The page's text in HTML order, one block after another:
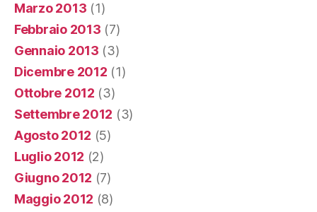
Marzo 2013 (1)
Febbraio 2013 (7)
Gennaio 2013 (3)
Dicembre 2012 (1)
Ottobre 2012 (3)
Settembre 2012 (3)
Agosto 2012 (5)
Luglio 2012 (2)
Giugno 2012 (7)
Maggio 2012 (8)